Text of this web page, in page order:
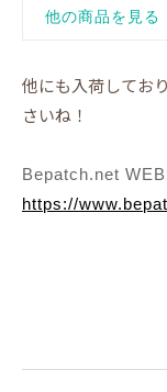
他にも入荷してお
さいね！
Bepatch.net
https://